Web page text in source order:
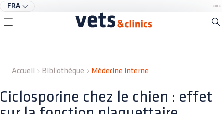
FRA
Accueil Bibliothèque Médecine interne
Ciclosporine chez le chien : effet